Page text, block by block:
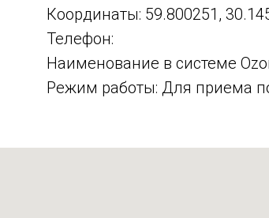
Координаты: 59.800251,
Телефон:
Наименование в системе
Режим работы: Для приема